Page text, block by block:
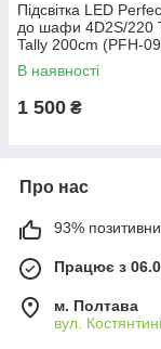
Підсвітка LED
до шафи 4D2S/220
Tally 200cm (PFH-
В наявності
1 500 ₴
Про нас
93%
Працює з
м. Полтава
вул.